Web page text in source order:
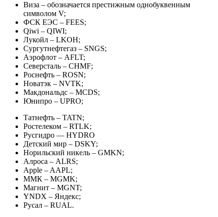
Виза – обозначается престижным однобуквенным
символом V;
ФСК ЕЭС – FEES;
Qiwi – QIWI;
Лукойл – LKOH;
Сургутнефтегаз – SNGS;
Аэрофлот – AFLT;
Северсталь – CHMF;
Роснефть – ROSN;
Новатэк – NVTK;
Макдональдс – MCDS;
Юнипро – UPRO;
Татнефть – TATN;
Ростелеком – RTLK;
Русгидро — HYDRO
Детский мир – DSKY;
Норильский никель – GMKN;
Алроса – ALRS;
Apple – AAPL;
ММК – MGMK;
Магнит – MGNT;
YNDX – Яндекс;
Русал – RUAL.